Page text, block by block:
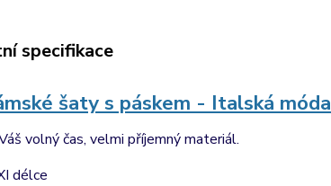
specifikace
šaty s páskem - Italská móda
volný čas, velmi příjemný materiál.
délce